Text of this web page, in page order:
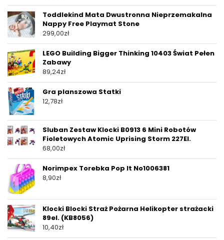
Toddlekind Mata Dwustronna Nieprzemakalna
Nappy Free Playmat Stone
299,00zł
LEGO Building Bigger Thinking 10403 Świat Pełen
Zabawy
89,24zł
Gra planszowa Statki
12,78zł
Sluban Zestaw Klocki B0913 6 Mini Robotów
Fioletowych Atomic Uprising Storm 227El.
68,00zł
Norimpex Torebka Pop It No1006381
8,90zł
Klocki Blocki Straż Pożarna Helikopter strażacki
89el. (KB8056)
10,40zł